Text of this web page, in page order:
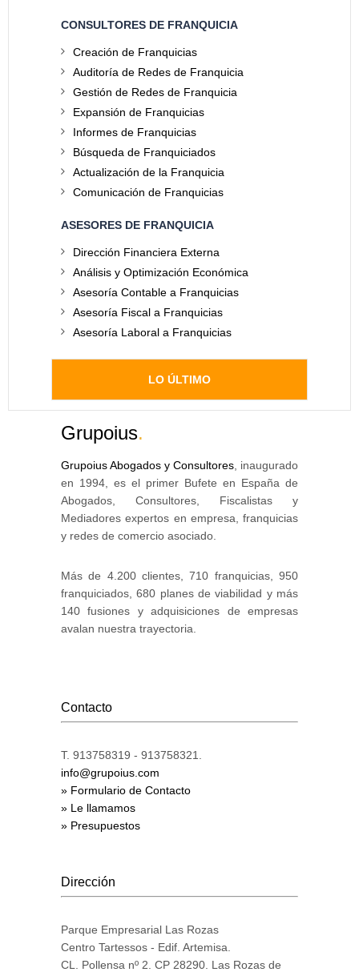
CONSULTORES DE FRANQUICIA
Creación de Franquicias
Auditoría de Redes de Franquicia
Gestión de Redes de Franquicia
Expansión de Franquicias
Informes de Franquicias
Búsqueda de Franquiciados
Actualización de la Franquicia
Comunicación de Franquicias
ASESORES DE FRANQUICIA
Dirección Financiera Externa
Análisis y Optimización Económica
Asesoría Contable a Franquicias
Asesoría Fiscal a Franquicias
Asesoría Laboral a Franquicias
LO ÚLTIMO
Grupoius.
Grupoius Abogados y Consultores , inaugurado
en 1994, es el primer Bufete en España de
Abogados, Consultores, Fiscalistas y
Mediadores expertos en empresa, franquicias
y redes de comercio asociado.
Más de 4.200 clientes, 710 franquicias, 950
franquiciados, 680 planes de viabilidad y más
140 fusiones y adquisiciones de empresas
avalan nuestra trayectoria.
Contacto
T. 913758319 - 913758321.
info@grupoius.com
» Formulario de Contacto
» Le llamamos
» Presupuestos
Dirección
Parque Empresarial Las Rozas
Centro Tartessos - Edif. Artemisa.
CL. Pollensa nº 2. CP 28290. Las Rozas de